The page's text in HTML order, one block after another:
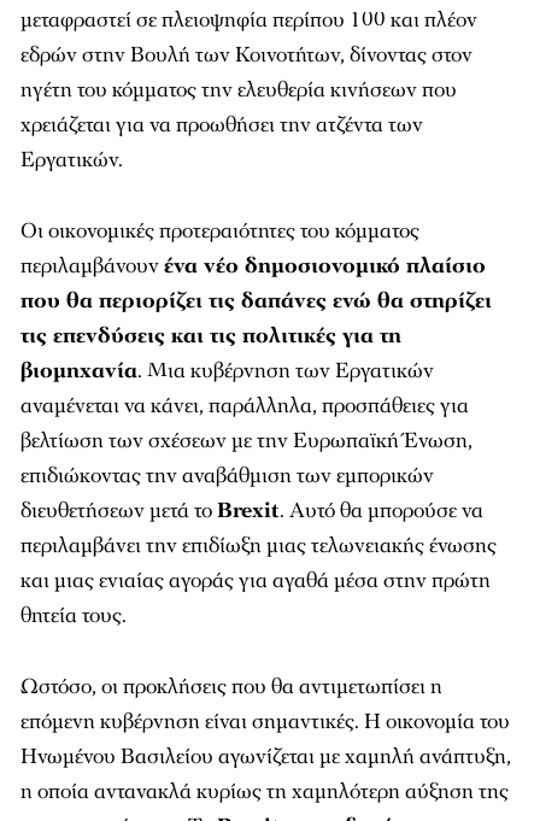
μεταφραστεί σε πλειοψηφία περίπου 100 και πλέον
εδρών στην Βουλή των Κοινοτήτων, δίνοντας στον
ηγέτη του κόμματος την ελευθερία κινήσεων που
χρειάζεται για να προωθήσει την ατζέντα των
Εργατικών.
Οι οικονομικές προτεραιότητες του κόμματος
περιλαμβάνουνένα νέο δημοσιονομικό πλαίσιο
που θα περιορίζει τις δαπάνες ενώ θα στηρίζει
τις επενδύσεις και τις πολιτικές για τη
βιομηχανία. Μια κυβέρνηση των Εργατικών
αναμένεται να κάνει, παράλληλα, προσπάθειες για
βελτίωση των σχέσεων με την Ευρωπαϊκή Ένωση,
επιδιώκοντας την αναβάθμιση των εμπορικών
διευθετήσεων μετά τοBrexit. Αυτό θα μπορούσε να
περιλαμβάνει την επιδίωξη μιας τελωνειακής ένωσης
και μιας ενιαίας αγοράς για αγαθά μέσα στην πρώτη
θητεία τους.
Ωστόσο, οι προκλήσεις που θα αντιμετωπίσει η
επόμενη κυβέρνηση είναι σημαντικές. Η οικονομία του
Ηνωμένου Βασιλείου αγωνίζεται με χαμηλή ανάπτυξη,
η οποία αντανακλά κυρίως τη χαμηλότερη αύξηση της